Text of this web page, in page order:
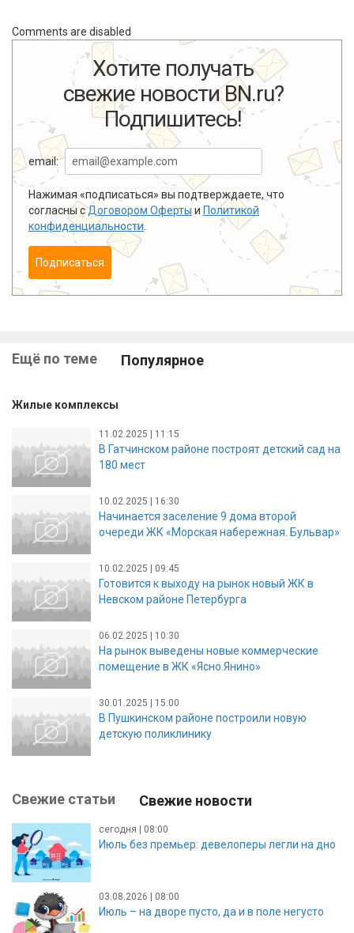
Comments are disabled
Хотите получать
свежие новости BN.ru?
Подпишитесь!
email:
Нажимая «подписаться» вы подтверждаете, что
согласны сДоговором Оферты и Политикой
конфиденциальности
Подписаться
Ещё по теме Популярное
Жилые комплексы
11.02.2025 | 11:15
В Гатчинском районе построят детский сад на
180 мест
10.02.2025 | 16:30
Начинается заселение 9 дома второй
очереди ЖК «Морская набережная. Бульвар»
10.02.2025 | 09:45
Готовится к выходу на рынок новый ЖК в
Невском районе Петербурга
06.02.2025 | 10:30
На рынок выведены новые коммерческие
помещение в ЖК «Ясно.Янино»
30.01.2025 | 15:00
В Пушкинском районе построили новую
детскую поликлинику
Свежие статьи Свежие новости
сегодня | 08:00
Июль без премьер: девелоперы легли на дно
03.08.2026 | 08:00
Июль – на дворе пусто, да и в поле негусто